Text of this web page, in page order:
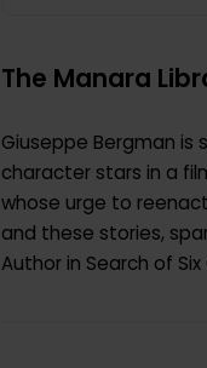
The Manara
Giuseppe Bergman is
character stars in a
whose urge to
and these stories,
Author in Search of